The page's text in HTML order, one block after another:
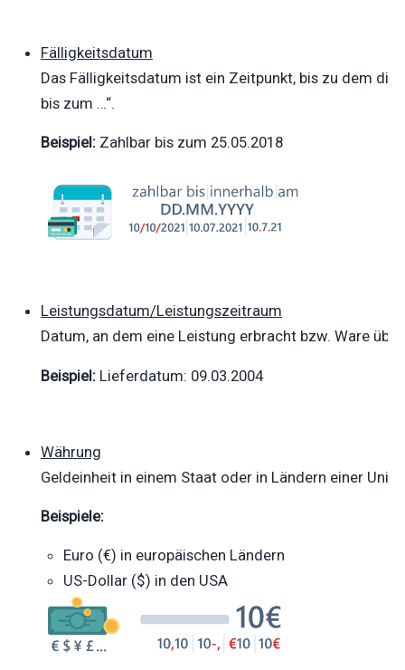
Fälligkeitsdatum
Das Fälligkeitsdatum ist ein Zeitpunkt, bis zu dem
bis zum …“.
Beispiel: Zahlbar bis zum 25.05.2018
Leistungsdatum/Leistungszeitraum
Datum, an dem eine Leistung erbracht bzw. Ware
Beispiel: Lieferdatum: 09.03.2004
Währung
Geldeinheit in einem Staat oder in Ländern einer Union
Beispiele:
Euro (€) in europäischen Ländern
US-Dollar ($) in den USA